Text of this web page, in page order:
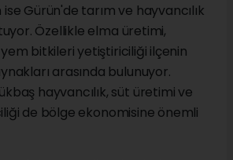
Gürün'de tarım ve hayvancılık
Özellikle elma üretimi,
bitkileri yetiştiriciliği ilçenin
arasında bulunuyor.
hayvancılık, süt üretimi ve
de bölge ekonomisine önemli